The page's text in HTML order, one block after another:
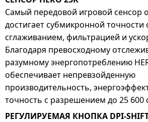
Самый передовой игровой сенсор
достигает субмикронной точности
сглаживанием, фильтрацией и
Благодаря превосходному
разумному энергопотреблению
обеспечивает непревзойденную
производительность,
точность с разрешением до 25 600
РЕГУЛИРУЕМАЯ КНОПКА DPI-